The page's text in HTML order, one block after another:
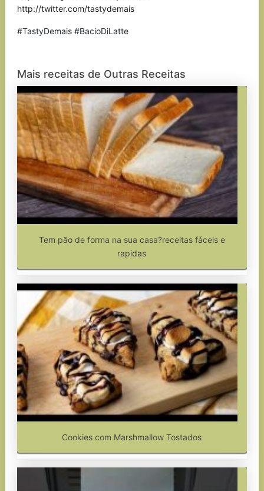
http://twitter.com/tastydemais
#TastyDemais #BacioDiLatte
Mais receitas de Outras Receitas
Tem pão de forma na sua casa?receitas fáceis e
rapidas
Cookies com Marshmallow Tostados